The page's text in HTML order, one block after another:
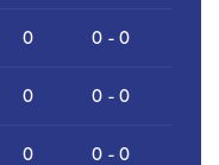
0 0 - 0
0 0 - 0
0 0 - 0